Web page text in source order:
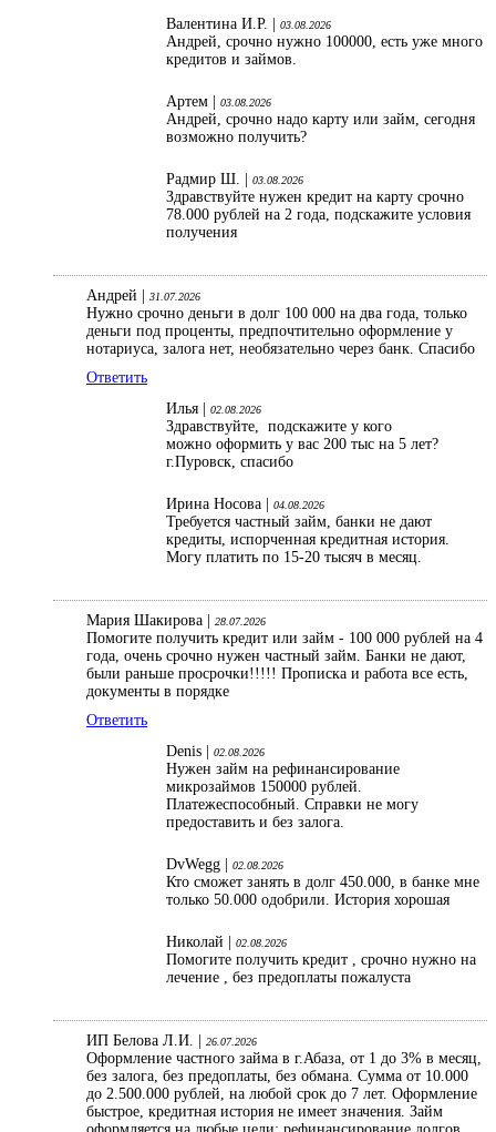
Валентина И.Р. | 03.08.2026
Андрей, срочно нужно 100000, есть уже много
кредитов и займов.
Артем | 03.08.2026
Андрей, срочно надо карту или займ, сегодня
возможно получить?
Радмир Ш. | 03.08.2026
Здравствуйте нужен кредит на карту срочно
78.000 рублей на 2 года, подскажите условия
получения
Андрей | 31.07.2026
Нужно срочно деньги в долг 100 000 на два года, только
деньги под проценты, предпочтительно оформление у
нотариуса, залога нет, необязательно через банк. Спасибо
Ответить
Илья |
02.08.2026
Здравствуйте, подскажите у кого
можно оформить у вас 200 тыс на 5 лет?
г.Пуровск, спасибо
Ирина Носова | 04.08.2026
Требуется частный займ, банки не дают
кредиты, испорченная кредитная история.
Могу платить по 15-20 тысяч в месяц.
Мария Шакирова | 28.07.2026
Помогите получить кредит или займ - 100 000 рублей на 4
года, очень срочно нужен частный займ. Банки не дают,
были раньше просрочки!!!!! Прописка и работа все есть,
документы в порядке
Ответить
Denis |
02.08.2026
Нужен займ на рефинансирование
микрозаймов 150000 рублей.
Платежеспособный. Справки не могу
предоставить и без залога.
DvWegg | 02.08.2026
Кто сможет занять в долг 450.000, в банке мне
только 50.000 одобрили. История хорошая
Николай | 02.08.2026
Помогите получить кредит , срочно нужно на
лечение , без предоплаты пожалуста
ИП Белова Л.И. | 26.07.2026
Оформление частного займа в г.Абаза, от 1 до 3% в месяц,
без залога, без предоплаты, без обмана. Сумма от 10.000
до 2.500.000 рублей, на любой срок до 7 лет. Оформление
быстрое, кредитная история не имеет значения. Займ